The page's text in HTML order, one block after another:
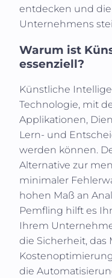
entdecken und
Unternehmens
Warum ist
essenziell?
Künstliche
Technologie, mit
Applikationen,
Lern- und
werden können.
Alternative zur
minimaler
hohen Maß an
Pemfling hilft es
Ihrem
die Sicherheit, das
die